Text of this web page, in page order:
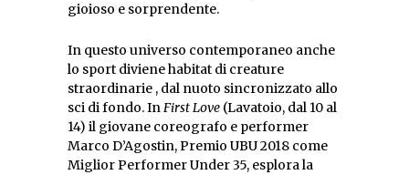
gioioso e sorprendente.
In questo universo contemporaneo anche
lo sport diviene habitat di creature
straordinarie , dal nuoto sincronizzato allo
sci di fondo. InFirst Love (Lavatoio, dal 10 al
14) il giovane coreografo e performer
Marco D’Agostin, Premio UBU 2018 come
Miglior Performer Under 35, esplora la